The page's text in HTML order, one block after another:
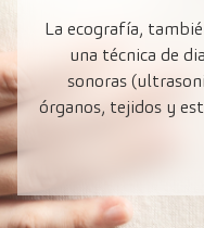
La ecografía,
una técnica de
sonoras
órganos, tejidos y